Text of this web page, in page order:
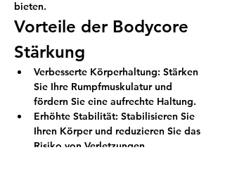
bieten.
Vorteile der Bodycore
Stärkung
Verbesserte Körperhaltung: Stärken
Sie Ihre Rumpfmuskulatur und
fördern Sie eine aufrechte Haltung.
Erhöhte Stabilität: Stabilisieren Sie
Ihren Körper und reduzieren Sie das
Risiko von Verletzungen.